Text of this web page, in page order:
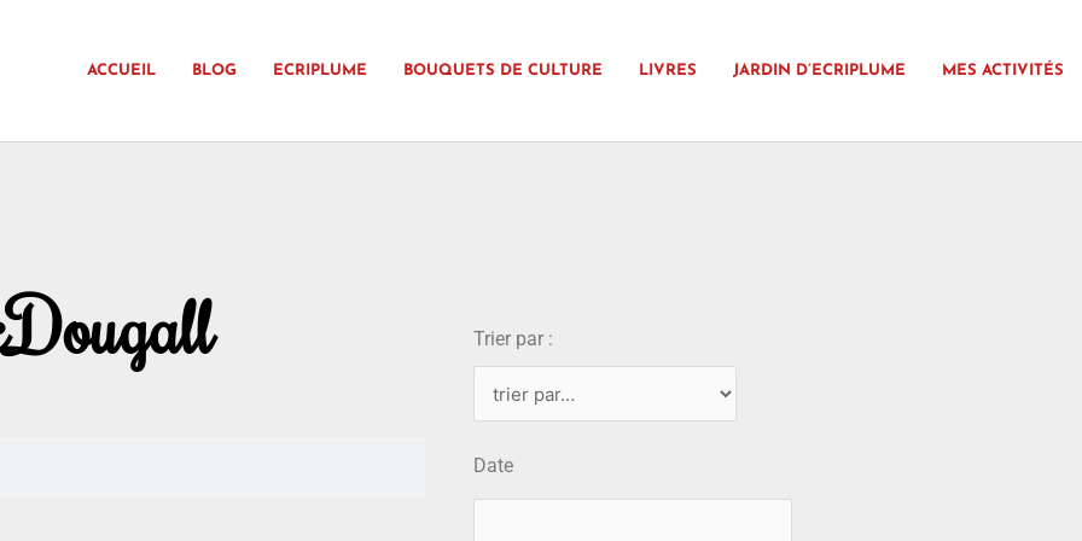
ACCUEIL BLOG ECRIPLUME BOUQUETS DE CULTURE LIVRES JARDIN D’ECRIPLUME MES ACTIVITÉS
Trier par :
Date